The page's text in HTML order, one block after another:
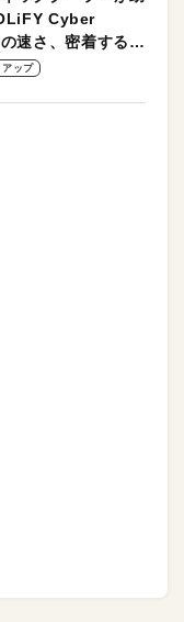
Cyber
速さ、密着する冷
操作性がグッド！
アップ